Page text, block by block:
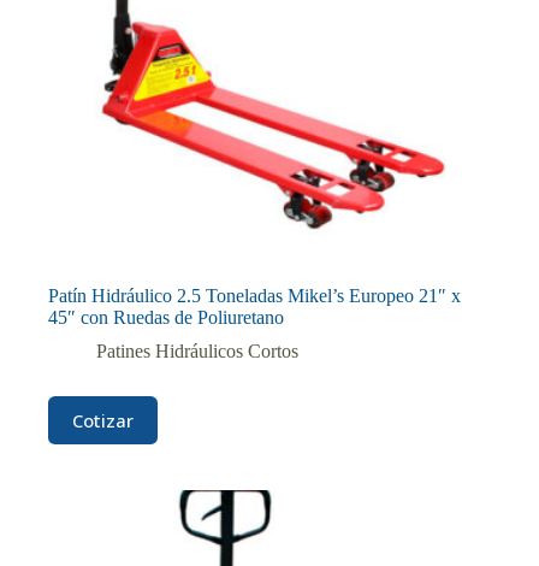
Patín Hidráulico 2.5 Toneladas Mikel’s Europeo 21″ x
45″ con Ruedas de Poliuretano
Patines Hidráulicos Cortos
Cotizar